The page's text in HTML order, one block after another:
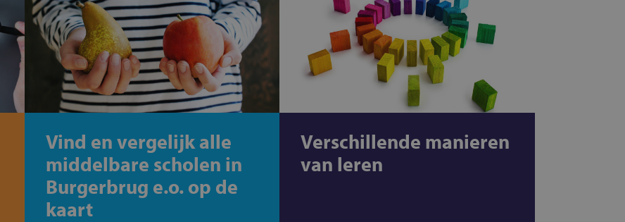
Vind en vergelijk alle
middelbare scholen in
Burgerbrug e.o. op de
kaart
Verschillende manieren
van leren